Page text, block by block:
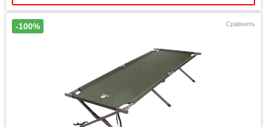
-100% Сравнить